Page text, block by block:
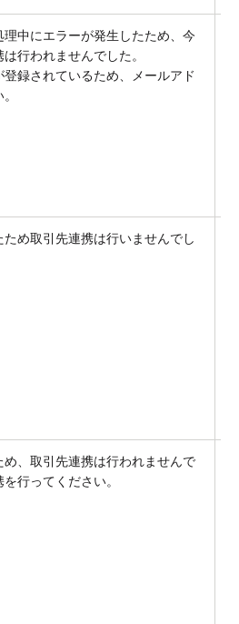
中にエラーが発生したため、今
行われませんでした。
録されているため、メールアド
め取引先連携は行いませんでし
、取引先連携は行われませんで
行ってください。